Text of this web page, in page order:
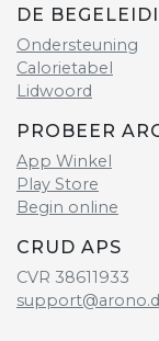
DE
Ondersteuning
Calorietabel
Lidwoord
PROBEER
App Winkel
Play Store
Begin online
CRUD APS
CVR 38611933